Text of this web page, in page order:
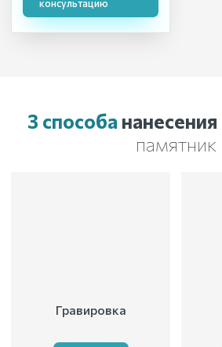
консультацию
3 способа нанесения
памятник
Гравировка